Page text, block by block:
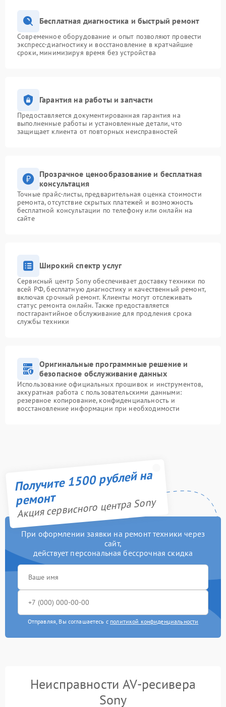
Бесплатная диагностика и быстрый ремонт
Современное оборудование и опыт позволяют провести
экспресс-диагностику и восстановление в кратчайшие
сроки, минимизируя время без устройства
Гарантия на работы и запчасти
Предоставляется документированная гарантия на
выполненные работы и установленные детали, что
защищает клиента от повторных неисправностей
Прозрачное ценообразование и бесплатная
консультация
Точные прайс-листы, предварительная оценка стоимости
ремонта, отсутствие скрытых платежей и возможность
бесплатной консультации по телефону или онлайн на
сайте
Широкий спектр услуг
Сервисный центр Sony обеспечивает доставку техники по
всей РФ, бесплатную диагностику и качественный ремонт,
включая срочный ремонт. Клиенты могут отслеживать
статус ремонта онлайн. Также предоставляется
постгарантийное обслуживание для продления срока
службы техники
Оригинальные программные решение и
безопасное обслуживание данных
Использование официальных прошивок и инструментов,
аккуратная работа с пользовательскими данными:
резервное копирование, конфиденциальность и
восстановление информации при необходимости
Получите 1500 рублей на
ремонт
Акция сервисного центра Sony
При оформлении заявки на ремонт техники через
сайт,
действует персональная бессрочная скидка
Отправляя, Вы соглашаетесь с политикой конфиденциальности
Неисправности AV-ресивера
Sony